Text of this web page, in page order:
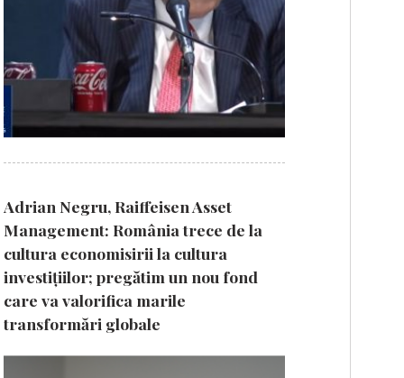
Adrian Negru, Raiffeisen Asset
Management: România trece de la
cultura economisirii la cultura
investițiilor; pregătim un nou fond
care va valorifica marile
transformări globale